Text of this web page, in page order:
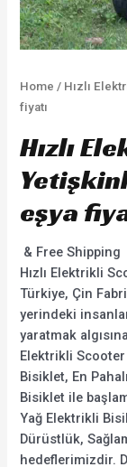
Home / Hızlı
fiyatı
Hızlı
eşya
& Free Shipping
Hızlı Elektrikli
Türkiye, Çin
yerindeki
yaratmak
Elektrikli
Bisiklet, En
Bisiklet ile
Yağ Elektrikli
Dürüstlük,
hedeflerimizdir.